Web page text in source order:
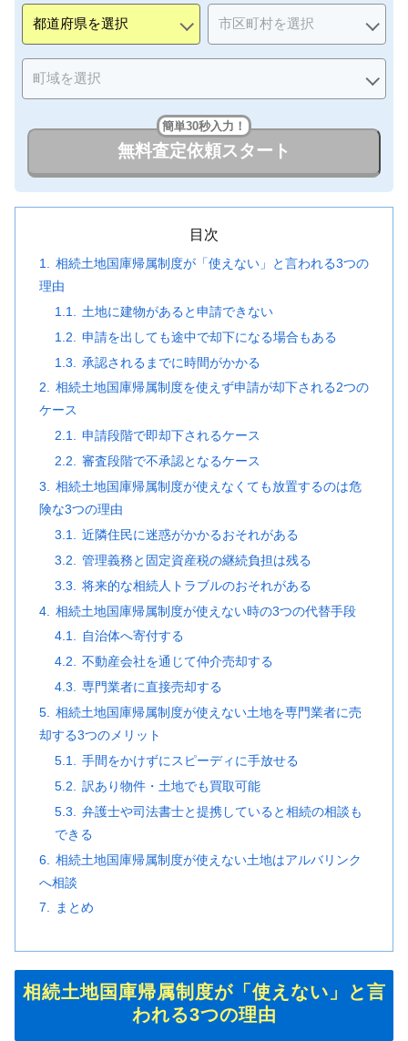
簡単30秒入力！
無料査定依頼スタート
目次
相続土地国庫帰属制度が「使えない」と言われる3つの
理由
土地に建物があると申請できない
申請を出しても途中で却下になる場合もある
承認されるまでに時間がかかる
相続土地国庫帰属制度を使えず申請が却下される2つの
ケース
申請段階で即却下されるケース
審査段階で不承認となるケース
相続土地国庫帰属制度が使えなくても放置するのは危
険な3つの理由
近隣住民に迷惑がかかるおそれがある
管理義務と固定資産税の継続負担は残る
将来的な相続人トラブルのおそれがある
相続土地国庫帰属制度が使えない時の3つの代替手段
自治体へ寄付する
不動産会社を通じて仲介売却する
専門業者に直接売却する
相続土地国庫帰属制度が使えない土地を専門業者に売
却する3つのメリット
手間をかけずにスピーディに手放せる
訳あり物件・土地でも買取可能
弁護士や司法書士と提携していると相続の相談も
できる
相続土地国庫帰属制度が使えない土地はアルバリンク
へ相談
まとめ
相続土地国庫帰属制度が「使えない」と言
われる3つの理由